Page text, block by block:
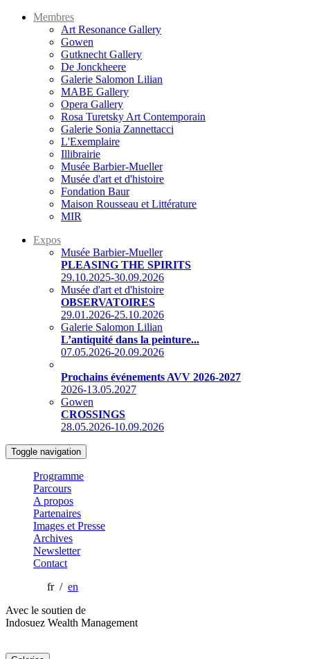
Membres
Art Resonance Gallery
Gowen
Gutknecht Gallery
De Jonckheere
Galerie Salomon Lilian
MABE Gallery
Opera Gallery
Rosa Turetsky Art Contemporain
Galerie Sonia Zannettacci
L'Exemplaire
Illibrairie
Musée Barbier-Mueller
Musée d'art et d'histoire
Fondation Baur
Maison Rousseau et Littérature
MIR
Expos
Musée Barbier-Mueller
PLEASING THE SPIRITS
29.10.2025-30.09.2026
Musée d'art et d'histoire
OBSERVATOIRES
29.01.2026-25.10.2026
Galerie Salomon Lilian
L’antiquité dans la peinture...
07.05.2026-20.09.2026
Prochains événements AVV 2026-2027
2026-13.05.2027
Gowen
CROSSINGS
28.05.2026-10.09.2026
Toggle navigation
Programme
Parcours
A propos
Partenaires
Images et Presse
Archives
Newsletter
Contact
fr / en
Avec le soutien de
Indosuez Wealth Management